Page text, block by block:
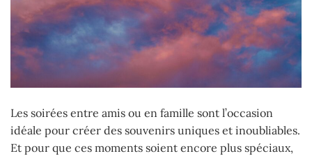
Les soirées entre amis ou en famille sont l’occasion
idéale pour créer des souvenirs uniques et inoubliables.
Et pour que ces moments soient encore plus spéciaux,